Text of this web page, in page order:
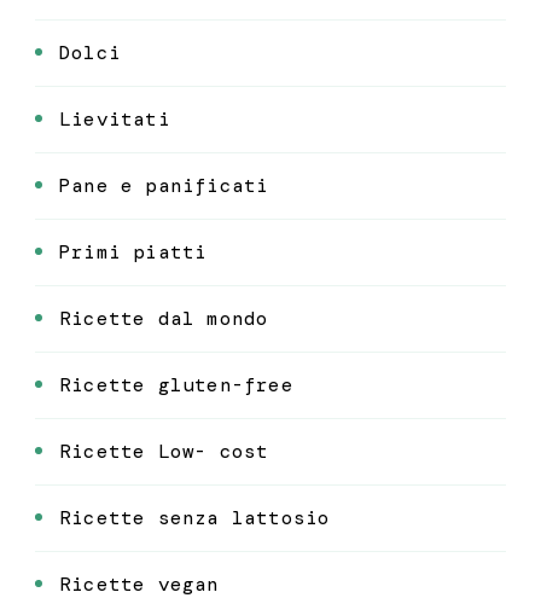
Dolci
Lievitati
Pane e panificati
Primi piatti
Ricette dal mondo
Ricette gluten-free
Ricette Low- cost
Ricette senza lattosio
Ricette vegan